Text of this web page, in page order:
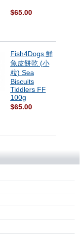
$65.00
Fish4Dogs 鮮
魚皮餅乾 (小
粒) Sea
Biscuits
Tiddlers FF
100g
$65.00